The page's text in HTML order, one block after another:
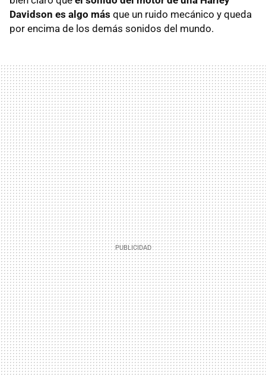
Davidson es algo más que un ruido mecánico y queda
por encima de los demás sonidos del mundo.